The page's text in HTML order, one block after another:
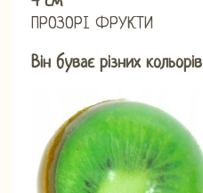
ПРОЗОРІ ФРУКТИ
Він буває різних кольорів